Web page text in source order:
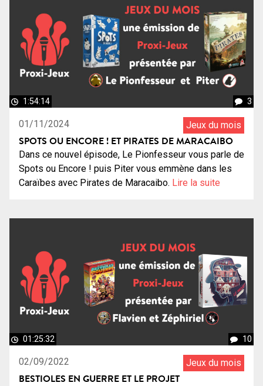
1:54:14 3
01/11/2024 Jeux du mois
SPOTS OU ENCORE ! ET PIRATES DE MARACAIBO
Dans ce nouvel épisode, Le Pionfesseur vous parle de
Spots ou Encore ! puis Piter vous emmène dans les
Caraïbes avec Pirates de Maracaibo. Lire la suite
01:25:32 10
02/09/2022 Jeux du mois
BESTIOLES EN GUERRE ET LE PROJET